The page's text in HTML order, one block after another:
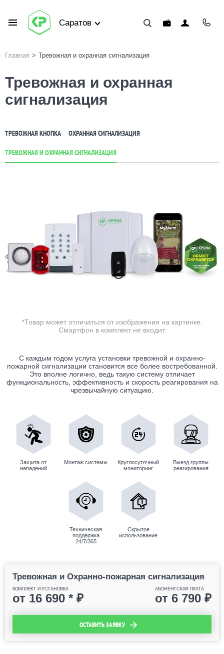
Саратов
Главная > Тревожная и охранная сигнализация
Тревожная и охранная
сигнализация
ТРЕВОЖНАЯ КНОПКА ОХРАННАЯ СИГНАЛИЗАЦИЯ
ТРЕВОЖНАЯ И ОХРАННАЯ СИГНАЛИЗАЦИЯ
*Товар может отличаться от изображения на картинке.
Смартфон в комплект не входит.
С каждым годом услуга установки тревожной и охранно-
пожарной сигнализации становится все более востребованной.
Это вполне логично, ведь такую систему отличает
функциональность, эффективность и скорость реагирования на
чрезвычайную ситуацию.
Защита от
нападений
Монтаж системы
Круглосуточный
мониторинг
Выезд группы
реагирования
Техническая
поддержка
24/7/365
Скрытое
использование
Тревожная и Охранно-пожарная сигнализация
КОМПЛЕКТ И УСТАНОВКА
от 16 690 * ₽
АБОНЕНТСКАЯ ПЛАТА
от 6 790 ₽
ОСТАВИТЬ ЗАЯВКУ